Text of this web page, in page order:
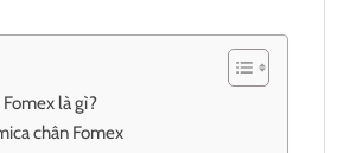
là gì?
chân Fomex